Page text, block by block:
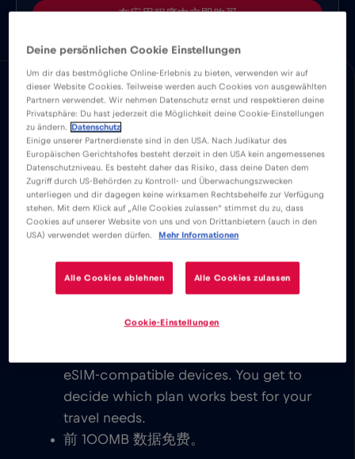
在应用程序中立即购买
优势 优势 兼容性 国家概况
下载易于安装的 Red Bull MOBILE 应用程序，
在 或整个坎昆 分别享受无限移动互联网服
务。
我们从不收取基本费用。激活 eSIM 卡
后，您就可以连接世界，无需支付任何基
议和使用社交媒体账户。与全球各地的家
eSIM-compatible devices. You get to
decide which plan works best for your
travel needs.
前 100MB 数据免费。
Deine persönlichen Cookie Einstellungen
Um dir das bestmögliche Online-Erlebnis zu bieten, verwenden wir auf
dieser Website Cookies. Teilweise werden auch Cookies von ausgewählten
Partnern verwendet. Wir nehmen Datenschutz ernst und respektieren deine
Privatsphäre: Du hast jederzeit die Möglichkeit deine Cookie-Einstellungen
zu ändern.
Datenschutz
Einige unserer Partnerdienste sind in den USA. Nach Judikatur des
Europäischen Gerichtshofes besteht derzeit in den USA kein angemessenes
Datenschutzniveau. Es besteht daher das Risiko, dass deine Daten dem
Zugriff durch US-Behörden zu Kontroll- und Überwachungszwecken
unterliegen und dir dagegen keine wirksamen Rechtsbehelfe zur Verfügung
stehen. Mit dem Klick auf „Alle Cookies zulassen“ stimmst du zu, dass
Cookies auf unserer Website von uns und von Drittanbietern (auch in den
USA) verwendet werden dürfen.
Mehr Informationen
Alle Cookies ablehnen Alle Cookies zulassen
Cookie-Einstellungen